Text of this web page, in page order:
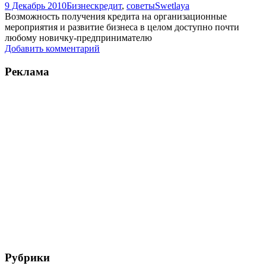
9 Декабрь 2010Бизнескредит, советыSwetlaya
Возможность получения кредита на организационные
мероприятия и развитие бизнеса в целом доступно почти
любому новичку-предпринимателю
Добавить комментарий
Реклама
Рубрики